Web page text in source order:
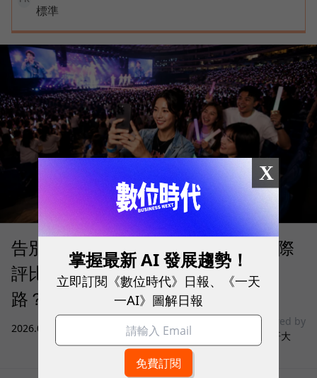
標準
告別「極速迷思」！Opensignal 國際
評比揭密：什麼才是 5G 時代的好網
路？
2026.08.03
sponsored by
台灣大哥大
X
掌握最新 AI 發展趨勢！
立即訂閱《數位時代》日報、《一天
一AI》圖解日報